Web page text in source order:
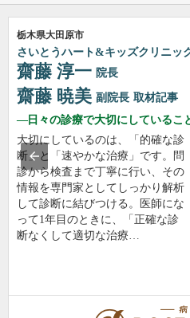
栃木県大田原市
さいとうハート&キッズクリニッ
齋藤 淳一 院長
齋藤 暁美 副院長 取材記事
日々の診療で大切にしているこ
大切にしているのは、「的確な診
断」と「速やかな治療」です。問
診から検査まで丁寧に行い、その
情報を専門家としてしっかり解析
して診断に結びつける。医師にな
って1年目のときに、「正確な診
断なくして適切な治療…